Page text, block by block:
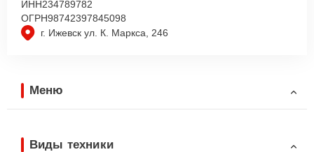
г. Ижевск ул. К. Маркса, 246
ИНН234789782
ОГРН98742397845098
Меню
Виды техники